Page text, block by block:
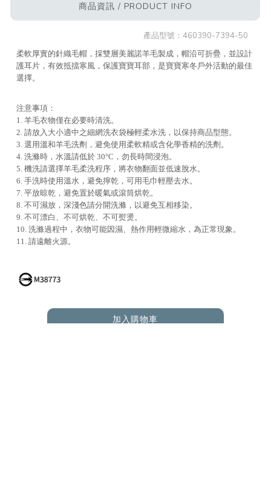
商品資訊 / PRODUCT INFO
產品型號：460390-7394-50
柔軟厚實的針織毛帽，採雙層美麗諾羊毛製成，帽沿可折疊，並設計
護耳片，有效抵擋寒風，保護寶寶耳部，是寶寶寒冬戶外活動的最佳
選擇。
注意事項：
1. 羊毛衣物僅在必要時清洗。
2. 請放入大小適中之細網洗衣袋極輕柔水洗，以保持商品型態。
3. 選用溫和羊毛洗劑，避免使用柔軟精或含化學香精的洗劑。
4. 洗滌時，水溫請低於 30°C，勿長時間浸泡。
5. 機洗請選擇羊毛柔洗程序，將衣物翻面並低速脫水。
6. 手洗時使用溫水，避免擰乾，可用毛巾輕壓去水。
7. 平放晾乾，避免置於暖氣或滾筒烘乾。
8. 不可濕放，深淺色請分開洗滌，以避免互相移染。
9. 不可漂白、不可烘乾、不可熨燙。
10. 洗滌過程中，衣物可能因濕、熱作用輕微縮水，為正常現象。
11. 請遠離火源。
加入購物車